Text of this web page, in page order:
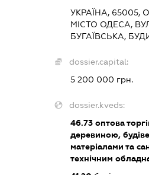
УКРАЇНА, 65005,
МІСТО ОДЕСА,
БУГАЇВСЬКА,
dossier.capital:
5 200 000 грн.
dossier.kveds:
46.73 оптова
деревиною,
матеріалами та
технічним